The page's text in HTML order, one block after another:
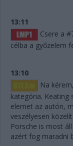
13:11
Csere a
célba a győzelem
13:10
Na
kategória. Keating
elemet az autón,
veszélyesen
Porsche is most
azért fog maradni